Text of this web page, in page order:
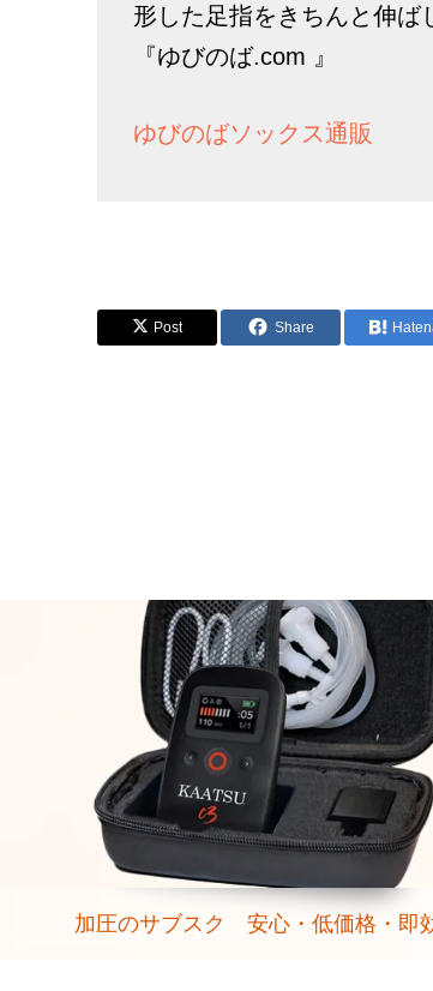
形した足指をきちんと伸ば
『ゆびのば.com 』
ゆびのばソックス通販
Post Share
加圧のサブスク 安心・低価格・即